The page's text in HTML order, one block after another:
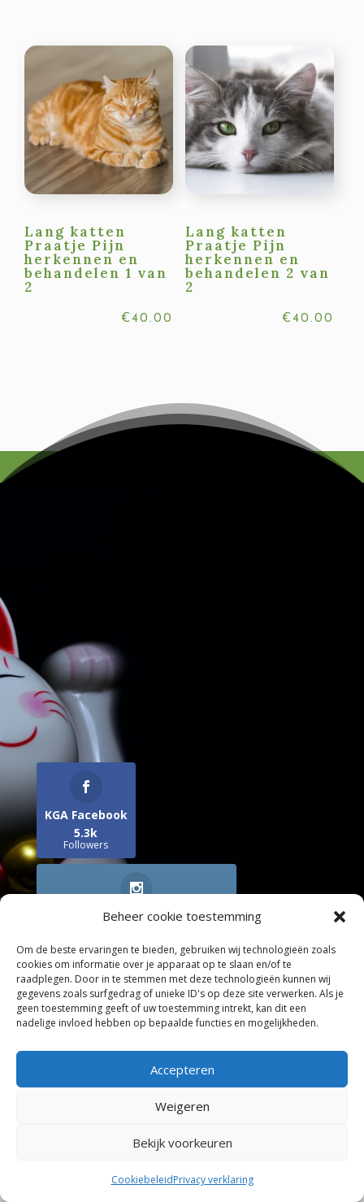
Beheer cookie toestemming
Om de beste ervaringen te bieden, gebruiken wij technologieën zoals
cookies om informatie over je apparaat op te slaan en/of te
raadplegen. Door in te stemmen met deze technologieën kunnen wij
gegevens zoals surfgedrag of unieke ID's op deze site verwerken. Als je
geen toestemming geeft of uw toestemming intrekt, kan dit een
nadelige invloed hebben op bepaalde functies en mogelijkheden.
Accepteren
Weigeren
Bekijk voorkeuren
CookiebeleidPrivacy verklaring
Lang katten
Praatje Pijn
herkennen en
behandelen 1 van
2
€ 40.00
Lang katten
Praatje Pijn
herkennen en
behandelen 2 van
2
€ 40.00
KGA Facebook
5.3k
Followers
Kattenoppasservice Instagram
Followers
YouTube KGA
X KGA
Followers
Gratis E-book: Kattengedrag
voorkomen en verhelpen